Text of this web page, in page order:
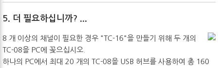
5. 더 필요하십니까? ...
8 개 이상의 채널이 필요한 경우 "TC-16"을 만들기 위해 두 개의
TC-08을 PC에 꽂으십시오.
하나의 PC에서 최대 20 개의 TC-08을 USB 허브를 사용하여 총 160